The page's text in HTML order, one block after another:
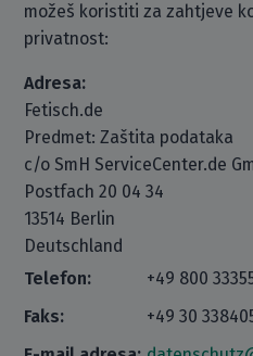
možeš koristiti za zahtjeve
privatnost:
Adresa:
Fetisch.de
Predmet: Zaštita podataka
c/o SmH ServiceCenter.de
Postfach 20 04 34
13514 Berlin
Deutschland
Telefon:
+49 800
Faks:
+49 30